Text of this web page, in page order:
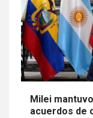
Milei
acuerdos de